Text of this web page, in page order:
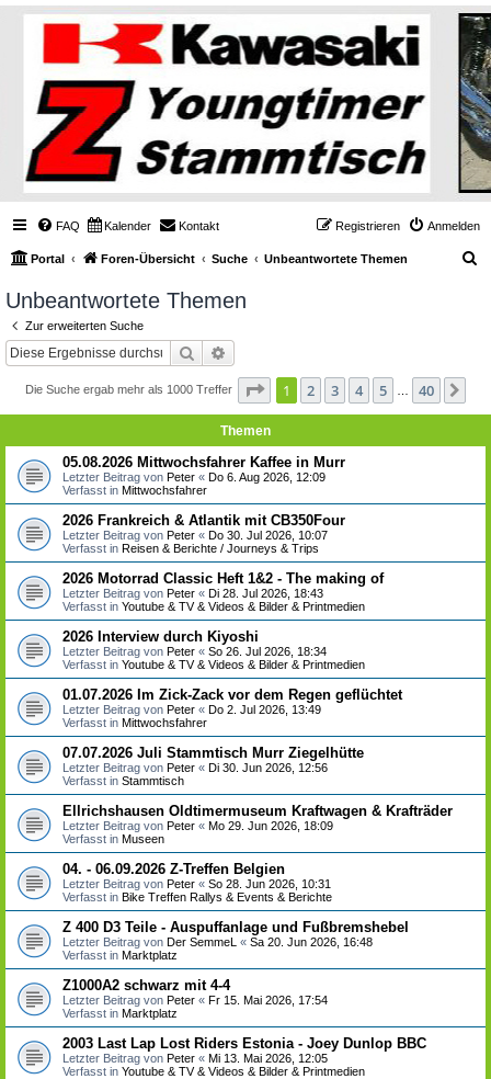
FAQ Kalender Kontakt Anmelden
Registrieren
Portal Foren-Übersicht Suche Unbeantwortete Themen
Unbeantwortete Themen
Zur erweiterten Suche
Suche
Die Suche ergab mehr als 1000 Treffer Seite 1von 40
1 2 3 4 5 40
Themen
05.08.2026 Mittwochsfahrer Kaffee in Murr
Letzter Beitrag von Peter « Do 6. Aug 2026, 12:09
Verfasst in Mittwochsfahrer
2026 Frankreich & Atlantik mit CB350Four
Letzter Beitrag von Peter « Do 30. Jul 2026, 10:07
Verfasst in Reisen & Berichte / Journeys & Trips
2026 Motorrad Classic Heft 1&2 - The making of
Letzter Beitrag von Peter « Di 28. Jul 2026, 18:43
Verfasst in Youtube & TV & Videos & Bilder & Printmedien
2026 Interview durch Kiyoshi
Letzter Beitrag von Peter « So 26. Jul 2026, 18:34
Verfasst in Youtube & TV & Videos & Bilder & Printmedien
01.07.2026 Im Zick-Zack vor dem Regen geflüchtet
Letzter Beitrag von Peter « Do 2. Jul 2026, 13:49
Verfasst in Mittwochsfahrer
07.07.2026 Juli Stammtisch Murr Ziegelhütte
Letzter Beitrag von Peter « Di 30. Jun 2026, 12:56
Verfasst in Stammtisch
Ellrichshausen Oldtimermuseum Kraftwagen & Krafträder
Letzter Beitrag von Peter « Mo 29. Jun 2026, 18:09
Verfasst in Museen
04. - 06.09.2026 Z-Treffen Belgien
Letzter Beitrag von Peter « So 28. Jun 2026, 10:31
Verfasst in Bike Treffen Rallys & Events & Berichte
Z 400 D3 Teile - Auspuffanlage und Fußbremshebel
Letzter Beitrag von Der SemmeL « Sa 20. Jun 2026, 16:48
Verfasst in Marktplatz
Z1000A2 schwarz mit 4-4
Letzter Beitrag von Peter « Fr 15. Mai 2026, 17:54
Verfasst in Marktplatz
2003 Last Lap Lost Riders Estonia - Joey Dunlop BBC
Letzter Beitrag von Peter « Mi 13. Mai 2026, 12:05
Verfasst in Youtube & TV & Videos & Bilder & Printmedien